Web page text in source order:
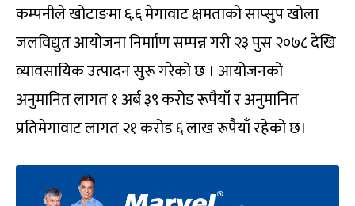
कम्पनीले खोटाङमा ६.६ मेगावाट क्षमताको साप्सुप खोला
जलविद्युत आयोजना निर्मााण सम्पन्न गरी २३ पुस २०७८ देखि
व्यावसायिक उत्पादन सुरू गरेको छ । आयोजनको
अनुमानित लागत १ अर्ब ३९ करोड रूपैयाँ र अनुमानित
प्रतिमेगावाट लागत २१ करोड ६ लाख रूपैयाँ रहेको छ।